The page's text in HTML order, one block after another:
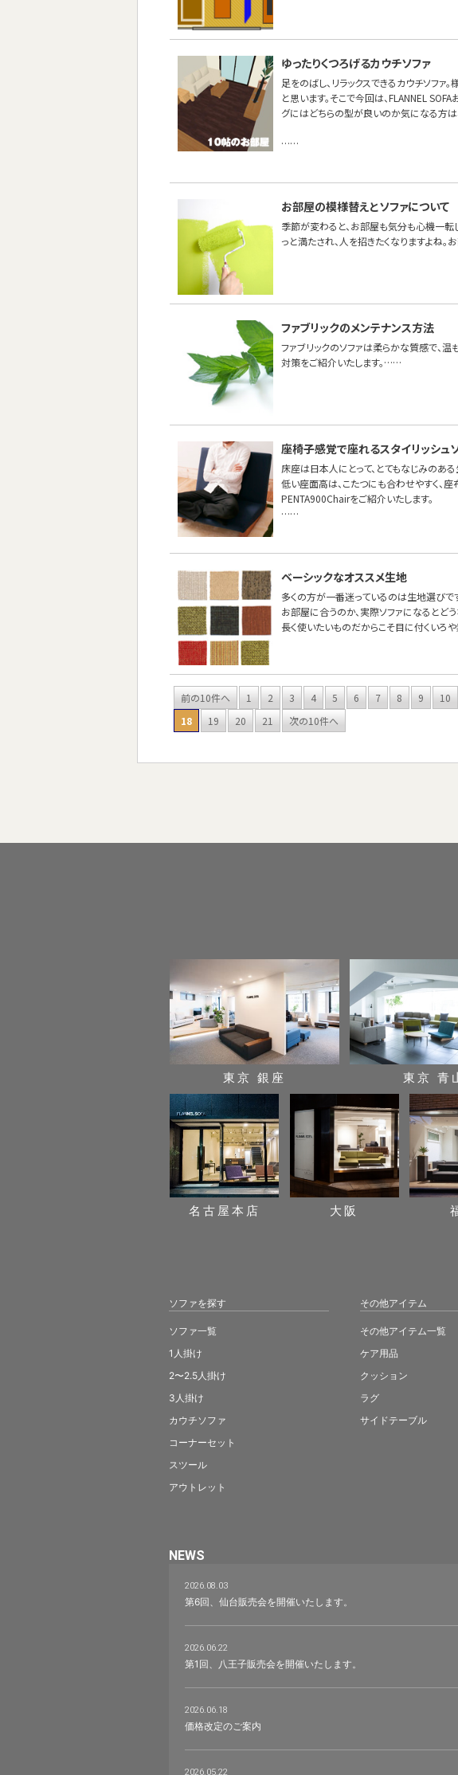
ゆったりくつろげるカウチソファ
足をのばし、リラックスできるカウチソフ
と思います。そこで今回は、FLANNEL
グにはどちらの型が良いのか気になる方は
……
お部屋の模様替えとソファについて
季節が変わると、お部屋も気分も心機一転
っと満たされ、人を招きたくなりますよね
ファブリックのメンテナンス方法
ファブリックのソファは柔らかな質感で、
対策をご紹介いたします。……
座椅子感覚で座れるスタイリッシュ
床座は日本人にとって、とてもなじみのある
低い座面高は、こたつにも合わせやすく、
PENTA900Chairをご紹介いたします。
……
ベーシックなオススメ生地
多くの方が一番迷っているのは生地選びで
お部屋に合うのか、実際ソファになるとど
長く使いたいものだからこそ目に付くいろ
前の10件へ 1 2 3 4 5 6 7 8 9 10
18
19 20 21 次の10件へ
東京 銀座 東京 青
名古屋本店 大阪
ソファを探す
ソファ一覧
1人掛け
2〜2.5人掛け
3人掛け
カウチソファ
コーナーセット
アウトレット
その他アイテム
その他アイテム一覧
ケア用品
クッション
ラグ
サイドテーブル
NEWS
2026.08.03
第6回、仙台販売会を開催いたします。
2026.06.22
第1回、八王子販売会を開催いたします。
2026.06.18
価格改定のご案内
2026.05.22